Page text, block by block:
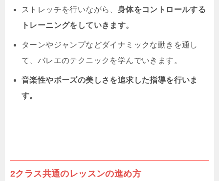
ストレッチを行いながら、 身体をコントロールする
トレーニングをしていきます。
ターンやジャンプなどダイナミックな動きを通し
て、バレエのテクニックを学んでいきます。
音楽性やポーズの美しさを追求した指導を行いま
す。
2クラス共通のレッスンの進め方